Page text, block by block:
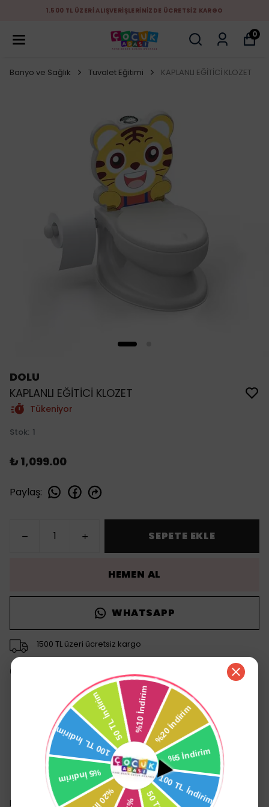
1.500 TL ÜZERİ ALIŞVERİŞLERİNİZDE ÜCRETSİZ KARGO
0
Banyo ve Sağlık Tuvalet Eğitimi KAPLANLI EĞİTİCİ KLOZET
DOLU
KAPLANLI EĞİTİCİ KLOZET
Tükeniyor
Stok: 1
₺ 1,099.00
Paylaş:
SEPETE EKLE
HEMEN AL
WHATSAPP
1500 TL üzeri ücretsiz kargo
Ürün Açıklaması
Dolu Kaplan Eğitici
Lazımlık
Dolu Kaplan Eğitici Lazımlık, 18 ay ve üzeri çocukların tuvalet